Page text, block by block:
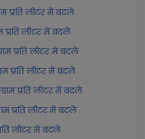
प्रति लीटर में बदलें
प्रति लीटर में बदलें
प्रति लीटर में बदलें
प्रति लीटर में बदलें
प्रति लीटर में बदलें
प्रति लीटर में बदलें
लीटर में बदलें